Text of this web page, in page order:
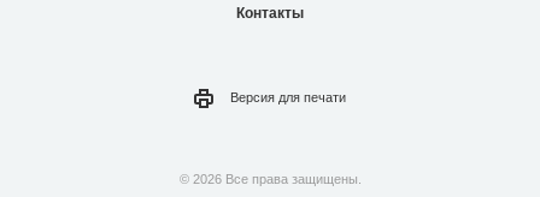
Контакты
Версия для печати
© 2026 Все права защищены.